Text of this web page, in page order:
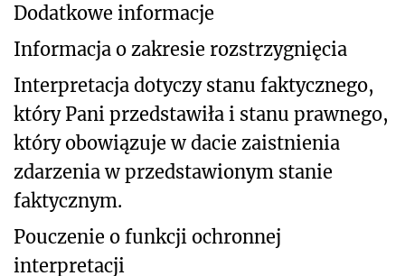
Dodatkowe informacje
Informacja o zakresie rozstrzygnięcia
Interpretacja dotyczy stanu faktycznego,
który Pani przedstawiła i stanu prawnego,
który obowiązuje w dacie zaistnienia
zdarzenia w przedstawionym stanie
faktycznym.
Pouczenie o funkcji ochronnej
interpretacji